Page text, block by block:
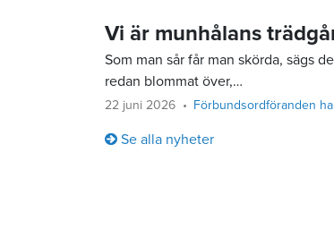
Vi är munhålans
Som man sår får man skörda, sägs
redan blommat över,…
22 juni 2026 Förbundsordföranden
Se alla nyheter